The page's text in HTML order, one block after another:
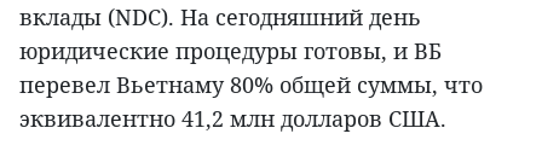
вклады (NDC). На сегодняшний день
юридические процедуры готовы, и ВБ
перевел Вьетнаму 80% общей суммы, что
эквивалентно 41,2 млн долларов США.